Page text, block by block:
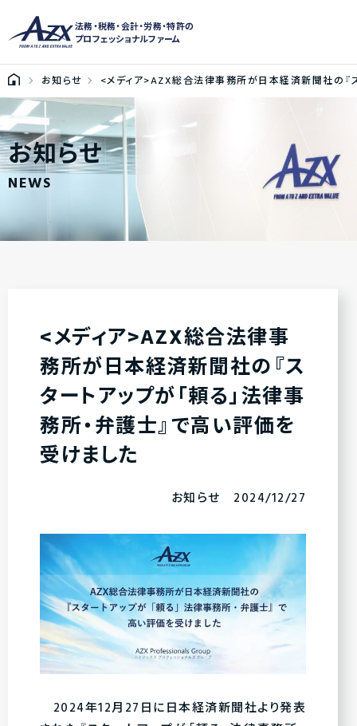
法務・税務・会計・労務・特許の
プロフェッショナルファーム
お知らせ <メディア>AZX総合法律事務所が日本経済新聞社の『
お知らせ
NEWS
<メディア>AZX総合法律事
務所が日本経済新聞社の『ス
タートアップが「頼る」法律事
務所・弁護士』で高い評価を
受けました
お知らせ 2024/12/27
2024年12月27日に日本経済新聞社より発表